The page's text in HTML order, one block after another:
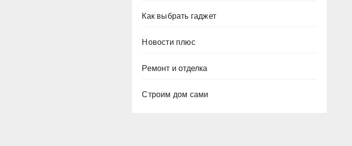
Как выбрать гаджет
Новости плюс
Ремонт и отделка
Строим дом сами